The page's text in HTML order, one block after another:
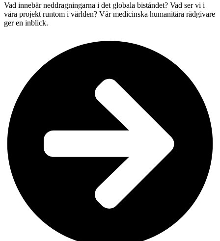
Vad innebär neddragningarna i det globala biståndet? Vad ser vi i
våra projekt runtom i världen? Vår medicinska humanitära rådgivare
ger en inblick.